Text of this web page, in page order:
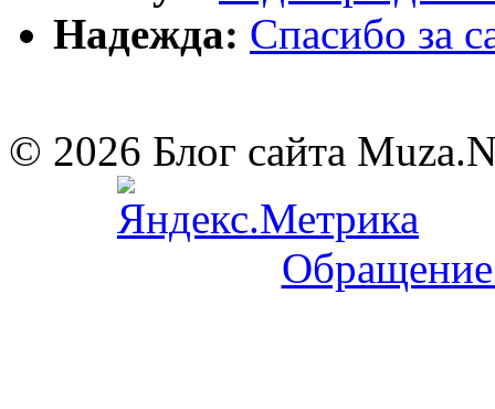
Надежда: Cпасибо за
© 2026 Блог сайта
Обращение